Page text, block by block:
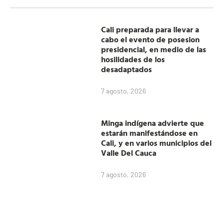
Cali preparada para llevar a
cabo el evento de posesion
presidencial, en medio de las
hosilidades de los
desadaptados
7 agosto, 2026
Minga indígena advierte que
estarán manifestándose en
Cali, y en varios municipios del
Valle Del Cauca
7 agosto, 2026